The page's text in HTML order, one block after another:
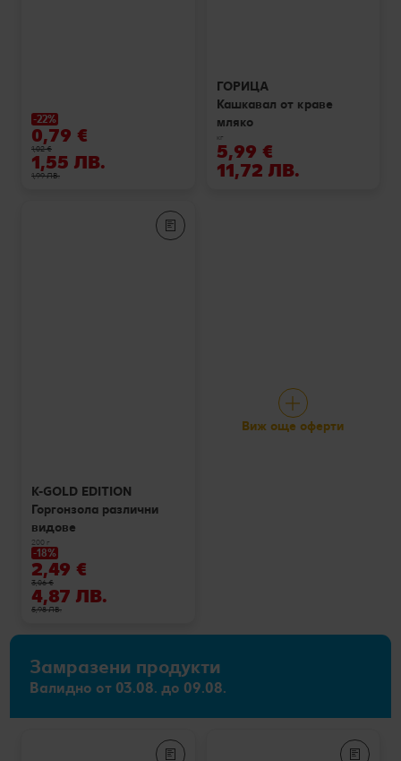
-22%
0,79 €
1,02 €
1,55 ЛВ.
1,99 ЛВ.
ГОРИЦА
Кашкавал от краве
мляко
кг
5,99 €
11,72 ЛВ.
K-GOLD EDITION
Горгонзола различни
видове
200 г
-18%
2,49 €
3,06 €
4,87 ЛВ.
5,98 ЛВ.
Виж още оферти
Замразени продукти
Валидно от 03.08. до 09.08.